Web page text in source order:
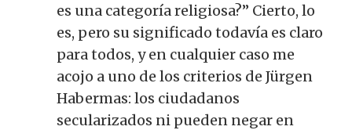
es una categoría religiosa?” Cierto, lo
es, pero su significado todavía es claro
para todos, y en cualquier caso me
acojo a uno de los criterios de Jürgen
Habermas: los ciudadanos
secularizados ni pueden negar en